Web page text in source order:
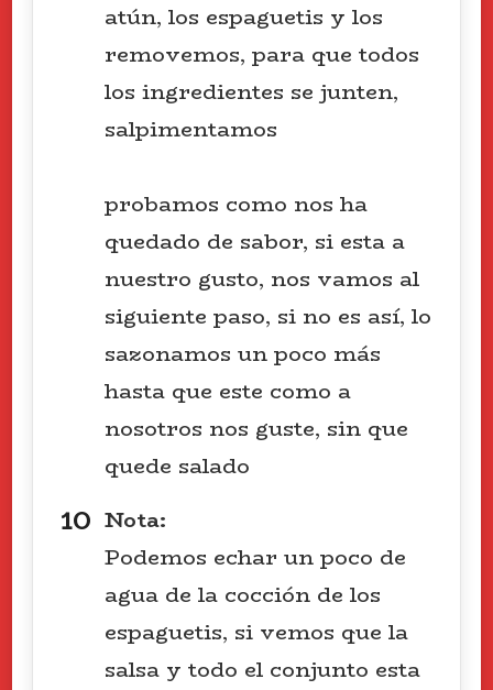
atún, los espaguetis y los
removemos, para que todos
los ingredientes se junten,
salpimentamos
probamos como nos ha
quedado de sabor, si esta a
nuestro gusto, nos vamos al
siguiente paso, si no es así, lo
sazonamos un poco más
hasta que este como a
nosotros nos guste, sin que
quede salado
Nota:
Podemos echar un poco de
agua de la cocción de los
espaguetis, si vemos que la
salsa y todo el conjunto esta